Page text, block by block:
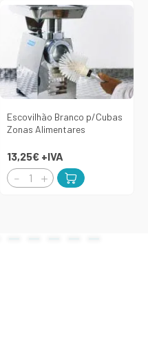
Escovilhão Branco p/Cubas
Zonas Alimentares
13,25€ +IVA